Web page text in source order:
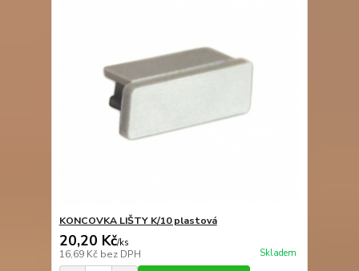
KONCOVKA LIŠTY K/10 plastová
20,20 Kč/ks
16,69 Kč bez DPH Skladem